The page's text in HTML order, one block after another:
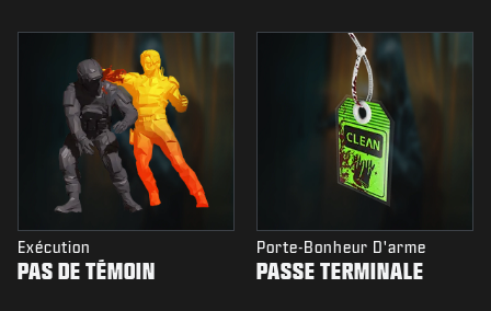
Exécution
PAS DE TÉMOIN
Porte-Bonheur D'arme
PASSE TERMINALE